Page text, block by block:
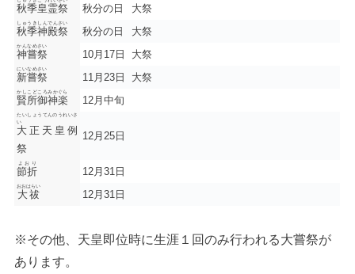
秋季皇霊祭 秋分の日
大祭
秋季神殿祭
しゅうきしんでんさい
秋分の日
大祭
神嘗祭
かんなめさい
10月17日
大祭
新嘗祭
にいなめさい
11月23日
大祭
賢所御神楽
かしこどころみかぐら
12月中旬
大正天皇例
祭
たいしょうてんのうれいさ
い
12月25日
節折
よおり
12月31日
大祓
おおはらい
12月31日
※その他、天皇即位時に生涯１回のみ行われる大嘗祭が
あります。